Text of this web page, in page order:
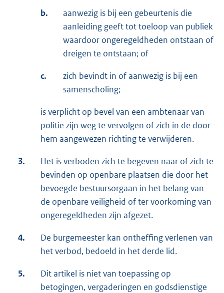
b.
aanwezig is bij een gebeurtenis die
aanleiding geeft tot toeloop van publiek
waardoor ongeregeldheden ontstaan of
dreigen te ontstaan; of
c.
zich bevindt in of aanwezig is bij een
samenscholing;
is verplicht op bevel van een ambtenaar van
politie zijn weg te vervolgen of zich in de door
hem aangewezen richting te verwijderen.
3.
Het is verboden zich te begeven naar of zich te
bevinden op openbare plaatsen die door het
bevoegde bestuursorgaan in het belang van
de openbare veiligheid of ter voorkoming van
ongeregeldheden zijn afgezet.
4.
De burgemeester kan ontheffing verlenen van
het verbod, bedoeld in het derde lid.
5.
Dit artikel is niet van toepassing op
betogingen, vergaderingen en godsdienstige